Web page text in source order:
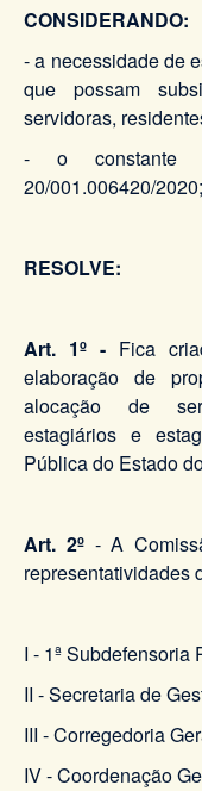
CONSIDERANDO:
- a necessidade de
que possam
servidoras,
- o constante
20/001.006420/2020;
RESOLVE:
Art. 1º - Fica
elaboração de
alocação de
estagiários e
Pública do Estado
Art. 2º- A
representatividades
I - 1ª Subdefensoria
II - Secretaria de
III - Corregedoria
IV - Coordenação